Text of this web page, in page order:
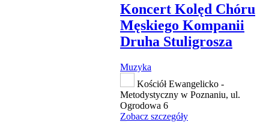
Koncert Kolęd Chóru
Męskiego Kompanii
Druha Stuligrosza
Muzyka
Kościół Ewangelicko -
Metodystyczny w Poznaniu, ul.
Ogrodowa 6
Zobacz szczegóły